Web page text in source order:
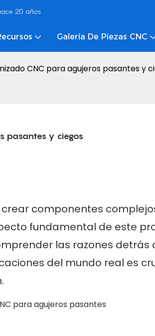
20 años
Galería De Piezas CNC
CNC para agujeros pasantes y
pasantes y ciegos
componentes
fundamental de este
las razones detrás
del mundo real es